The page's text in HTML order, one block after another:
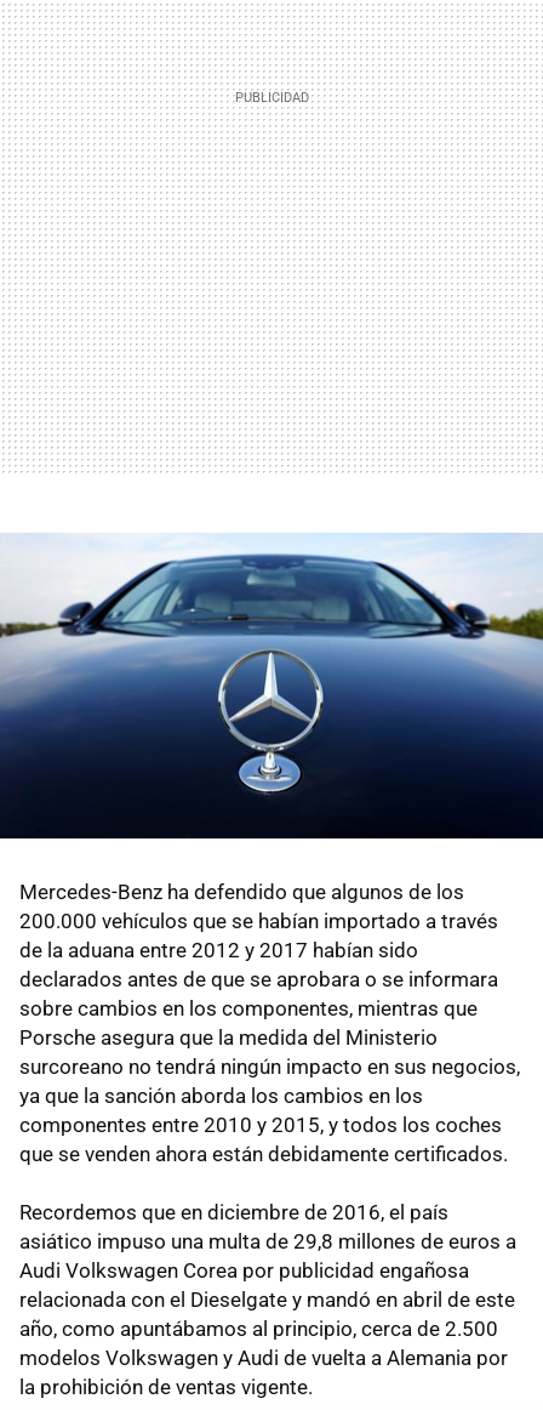
Mercedes-Benz ha defendido que algunos de los
200.000 vehículos que se habían importado a través
de la aduana entre 2012 y 2017 habían sido
declarados antes de que se aprobara o se informara
sobre cambios en los componentes, mientras que
Porsche asegura que la medida del Ministerio
surcoreano no tendrá ningún impacto en sus negocios,
ya que la sanción aborda los cambios en los
componentes entre 2010 y 2015, y todos los coches
que se venden ahora están debidamente certificados.
Recordemos que en diciembre de 2016, el país
asiático impuso una multa de 29,8 millones de euros a
Audi Volkswagen Corea por publicidad engañosa
relacionada con el Dieselgate y mandó en abril de este
año, como apuntábamos al principio, cerca de 2.500
modelos Volkswagen y Audi de vuelta a Alemania por
la prohibición de ventas vigente.